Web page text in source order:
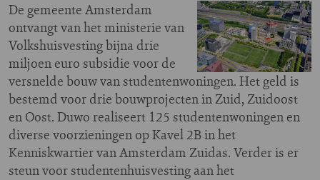
De gemeente Amsterdam
ontvangt van het ministerie van
Volkshuisvesting bijna drie
miljoen euro subsidie voor de
versnelde bouw van studentenwoningen. Het geld is
bestemd voor drie bouwprojecten in Zuid, Zuidoost
en Oost. Duwo realiseert 125 studentenwoningen en
diverse voorzieningen op Kavel 2B in het
Kenniskwartier van Amsterdam Zuidas. Verder is er
steun voor studentenhuisvesting aan het